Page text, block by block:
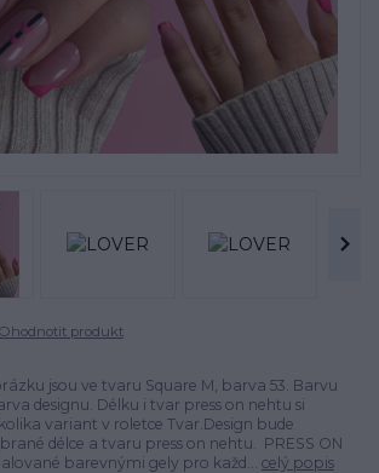
Ohodnotit produkt
jsou ve tvaru Square M, barva 53. Barvu
designu. Délku i tvar press on nehtu si
variant v roletce Tvar.Design bude
délce a tvaru press on nehtu. PRESS ON
barevnými gely pro každ... celý popis